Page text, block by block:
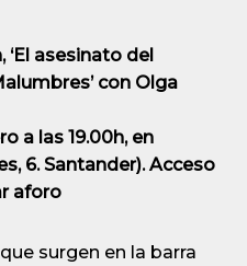
asesinato del
con Olga
a las 19.00h, en
6. Santander). Acceso
aforo
surgen en la barra